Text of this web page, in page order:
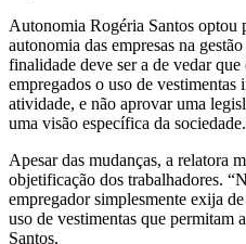
Autonomia Rogéria Santos optou
autonomia das empresas na
finalidade deve ser a de vedar
empregados o uso de
atividade, e não aprovar uma
uma visão específica da
Apesar das mudanças, a relatora
objetificação dos trabalhadores.
empregador simplesmente exija
uso de vestimentas que permitam
Santos.